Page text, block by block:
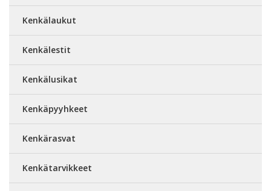
Kenkälaukut
Kenkälestit
Kenkälusikat
Kenkäpyyhkeet
Kenkärasvat
Kenkätarvikkeet